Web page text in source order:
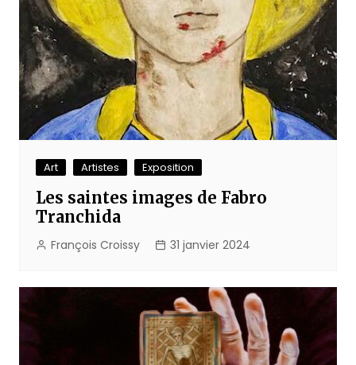
Art Artistes Exposition
Les saintes images de Fabro
Tranchida
François Croissy 31 janvier 2024